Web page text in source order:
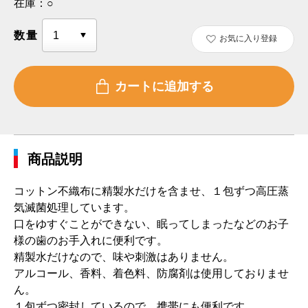
在庫： ○
数量 お気に入り登録
商品説明
コットン不織布に精製水だけを含ませ、１包ずつ高圧蒸
気滅菌処理しています。
口をゆすぐことができない、眠ってしまったなどのお子
様の歯のお手入れに便利です。
精製水だけなので、味や刺激はありません。
アルコール、香料、着色料、防腐剤は使用しておりませ
ん。